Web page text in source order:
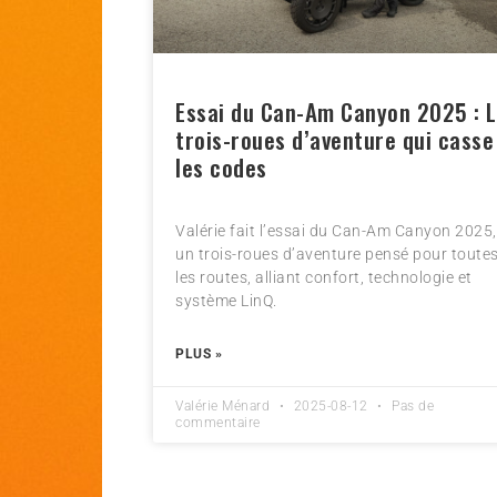
Essai du Can-Am Canyon 2025 :
trois-roues d’aventure qui casse
les codes
Valérie fait l’essai du Can-Am Canyon 2025,
un trois-roues d’aventure pensé pour
les routes, alliant confort, technologie et
système LinQ.
PLUS »
Valérie Ménard 2025-08-12
Pas de
commentaire